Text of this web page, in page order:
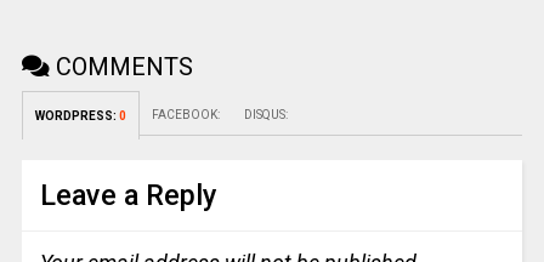
COMMENTS
WORDPRESS: 0 FACEBOOK: DISQUS:
Leave a Reply